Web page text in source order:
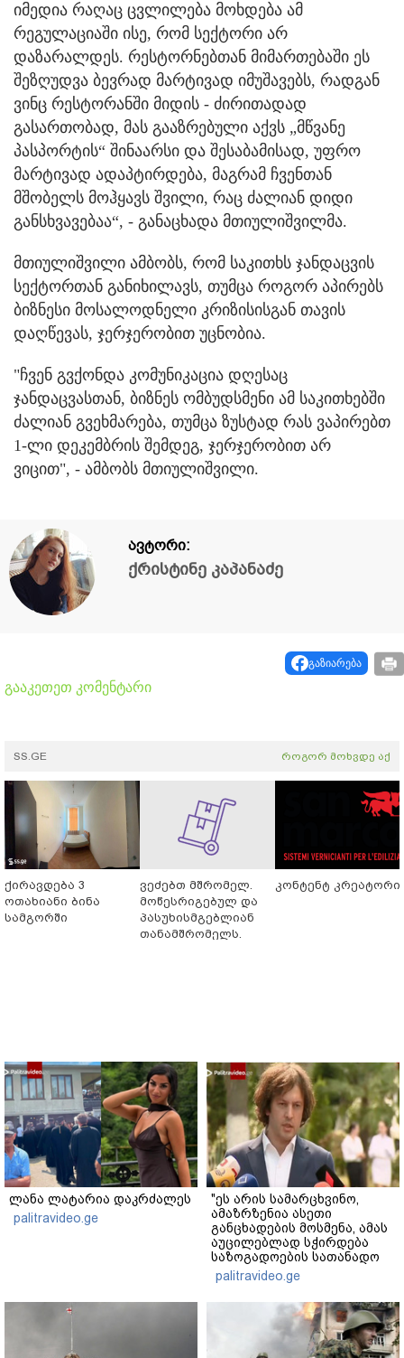
იმედია რაღაც ცვლილება მოხდება ამ
რეგულაციაში ისე, რომ სექტორი არ
დაზარალდეს. რესტორნებთან მიმართებაში ეს
შეზღუდვა ბევრად მარტივად იმუშავებს, რადგან
ვინც რესტორანში მიდის - ძირითადად
გასართობად, მას გააზრებული აქვს „მწვანე
პასპორტის“ შინაარსი და შესაბამისად, უფრო
მარტივად ადაპტირდება, მაგრამ ჩვენთან
მშობელს მოჰყავს შვილი, რაც ძალიან დიდი
განსხვავებაა“, - განაცხადა მთიულიშვილმა.
მთიულიშვილი ამბობს, რომ საკითხს ჯანდაცვის
სექტორთან განიხილავს, თუმცა როგორ აპირებს
ბიზნესი მოსალოდნელი კრიზისისგან თავის
დაღწევას, ჯერჯერობით უცნობია.
"ჩვენ გვქონდა კომუნიკაცია დღესაც
ჯანდაცვასთან, ბიზნეს ომბუდსმენი ამ საკითხებში
ძალიან გვეხმარება, თუმცა ზუსტად რას ვაპირებთ
1-ლი დეკემბრის შემდეგ, ჯერჯერობით არ
ვიცით", - ამბობს მთიულიშვილი.
ავტორი:
ქრისტინე კაპანაძე
გაზიარება
გააკეთეთ კომენტარი
SS.GE როგორ მოხვდე აქ
ქირავდება 3
ოთახიანი ბინა
სამგორში
ვეძებთ მშრომელ.
მოწესრიგებულ და
პასუხისმგებლიან
თანამშრომელს.
კონტენტ კრეატორი
ლანა ლატარია დაკრძალეს
palitravideo.ge
"ეს არის სამარცხვინო,
ამაზრზენია ასეთი
განცხადების მოსმენა, ამას
აუცილებლად სჭირდება
საზოგადოების სათანადო
რეაქცია" - ირაკლი
კობახიძე
palitravideo.ge